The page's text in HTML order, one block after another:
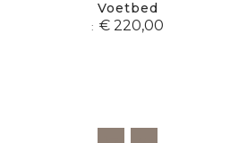
Voetbed
€ 220,00